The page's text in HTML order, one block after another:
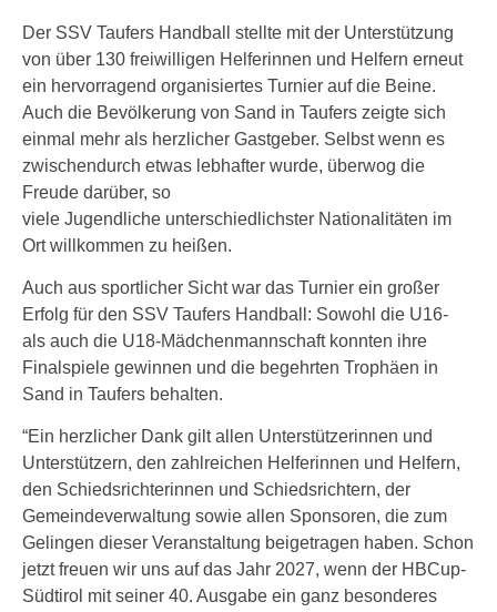
Der SSV Taufers Handball stellte mit der Unterstützung
von über 130 freiwilligen Helferinnen und Helfern erneut
ein hervorragend organisiertes Turnier auf die Beine.
Auch die Bevölkerung von Sand in Taufers zeigte sich
einmal mehr als herzlicher Gastgeber. Selbst wenn es
zwischendurch etwas lebhafter wurde, überwog die
Freude darüber, so
viele Jugendliche unterschiedlichster Nationalitäten im
Ort willkommen zu heißen.
Auch aus sportlicher Sicht war das Turnier ein großer
Erfolg für den SSV Taufers Handball: Sowohl die U16-
als auch die U18-Mädchenmannschaft konnten ihre
Finalspiele gewinnen und die begehrten Trophäen in
Sand in Taufers behalten.
“Ein herzlicher Dank gilt allen Unterstützerinnen und
Unterstützern, den zahlreichen Helferinnen und Helfern,
den Schiedsrichterinnen und Schiedsrichtern, der
Gemeindeverwaltung sowie allen Sponsoren, die zum
Gelingen dieser Veranstaltung beigetragen haben. Schon
jetzt freuen wir uns auf das Jahr 2027, wenn der HBCup-
Südtirol mit seiner 40. Ausgabe ein ganz besonderes